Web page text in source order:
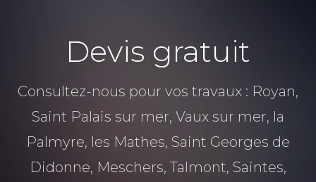
Devis gratuit
Consultez-nous pour vos travaux : Royan,
Saint Palais sur mer, Vaux sur mer, la
Palmyre, les Mathes, Saint Georges de
Didonne, Meschers, Talmont, Saintes,